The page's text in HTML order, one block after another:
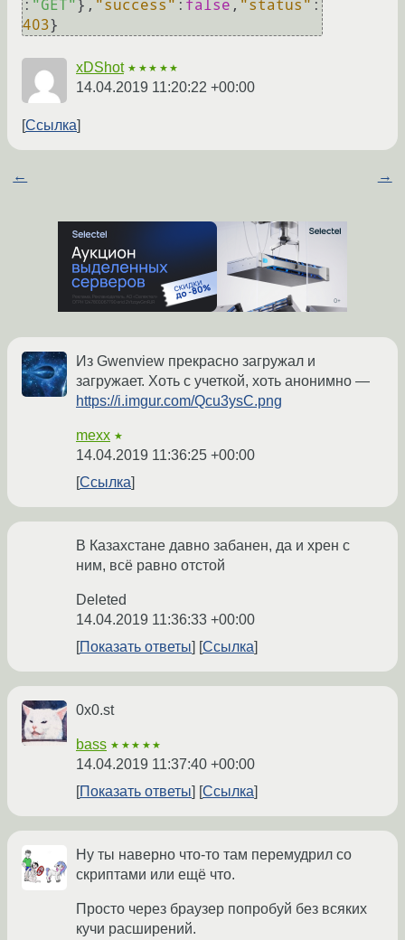
: "GET" } , "success" : false , "status" :
403}
xDShot ★★★★★
14.04.2019 11:20:22 +00:00
Ссылка
← →
Из Gwenview прекрасно загружал и
загружает. Хоть с учеткой, хоть анонимно —
https://i.imgur.com/Qcu3ysC.png
mexx ★
14.04.2019 11:36:25 +00:00
Ссылка
В Казахстане давно забанен, да и хрен с
ним, всё равно отстой
Deleted
14.04.2019 11:36:33 +00:00
Показать ответы
Ссылка
0x0.st
bass ★★★★★
14.04.2019 11:37:40 +00:00
Показать ответы
Ссылка
Ну ты наверно что-то там перемудрил со
скриптами или ещё что.
Просто через браузер попробуй без всяких
кучи расширений.